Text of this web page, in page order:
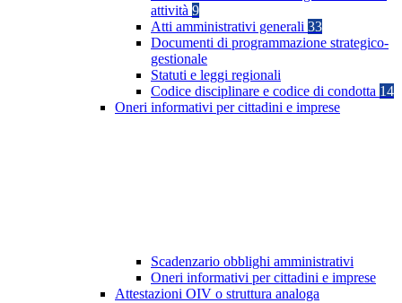
attività 9
Atti amministrativi generali 33
Documenti di programmazione strategico-
gestionale
Statuti e leggi regionali
Codice disciplinare e codice di condotta 14
Oneri informativi per cittadini e imprese
Scadenzario obblighi amministrativi
Oneri informativi per cittadini e imprese
Attestazioni OIV o struttura analoga